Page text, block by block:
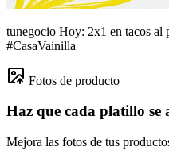
tunegocio Hoy: 2x1 en tacos al
#CasaVainilla
Fotos de producto
Haz que cada platillo se
Mejora las fotos de tus